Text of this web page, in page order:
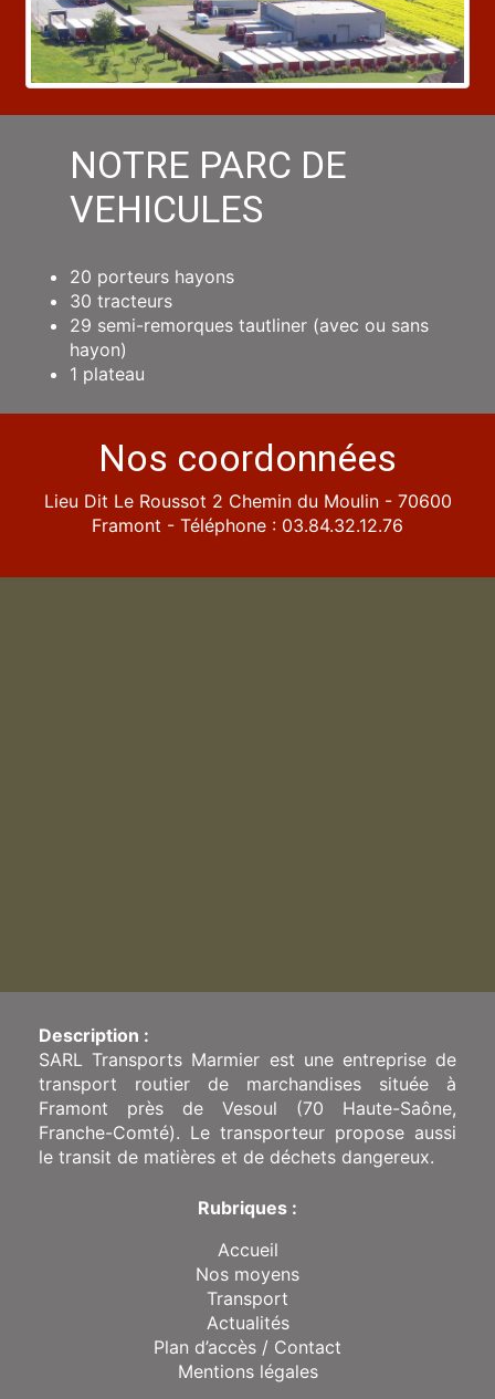
NOTRE PARC DE
VEHICULES
20 porteurs hayons
30 tracteurs
29 semi-remorques tautliner (avec ou sans
hayon)
1 plateau
Nos coordonnées
Lieu Dit Le Roussot 2 Chemin du Moulin - 70600
Framont - Téléphone : 03.84.32.12.76
Description :
SARL Transports Marmier est une entreprise de
transport routier de marchandises située à
Framont près de Vesoul (70 Haute-Saône,
Franche-Comté). Le transporteur propose aussi
le transit de matières et de déchets dangereux.
Rubriques :
Accueil
Nos moyens
Transport
Actualités
Plan d’accès / Contact
Mentions légales